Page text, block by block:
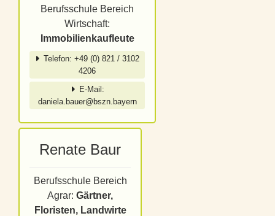
Berufsschule Bereich
Wirtschaft:
Immobilienkaufleute
Telefon: +49 (0) 821 / 3102
4206
E-Mail:
daniela.bauer@bszn.bayern
Renate Baur
Berufsschule Bereich
Agrar: Gärtner,
Floristen, Landwirte